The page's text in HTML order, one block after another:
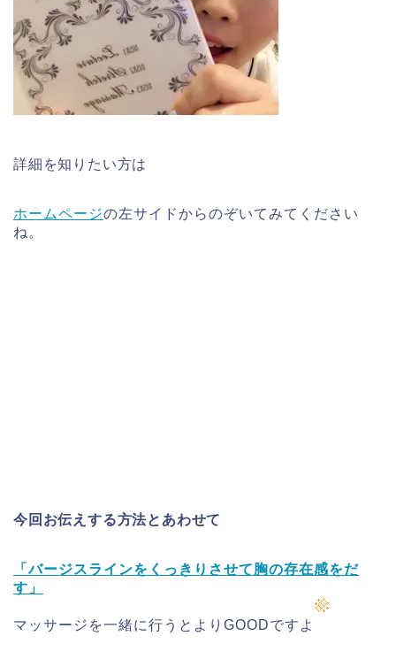
詳細を知りたい方は
ホームページの左サイドからのぞいてみてください
ね。
今回お伝えする方法とあわせて
「バージスラインをくっきりさせて胸の存在感をだ
す」
マッサージを一緒に行うとよりGOODですよ